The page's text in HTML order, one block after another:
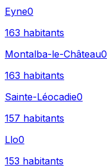
Eyne0
163 habitants
Montalba-le-Château0
163 habitants
Sainte-Léocadie0
157 habitants
Llo0
153 habitants